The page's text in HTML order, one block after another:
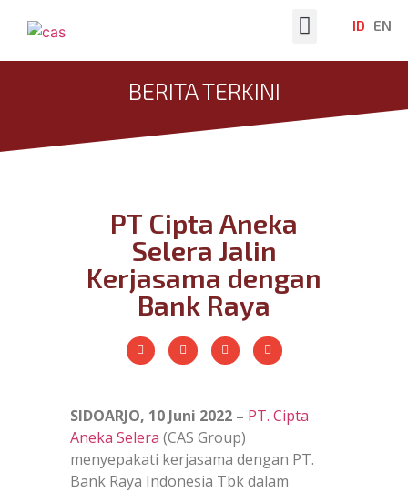
ID EN
BERITA TERKINI
PT Cipta Aneka
Selera Jalin
Kerjasama dengan
Bank Raya
SIDOARJO, 10 Juni 2022 – PT. Cipta
Aneka Selera (CAS Group)
menyepakati kerjasama dengan PT.
Bank Raya Indonesia Tbk dalam